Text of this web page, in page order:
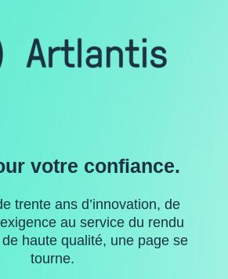
votre confiance.
trente ans d’innovation, de
au service du rendu
haute qualité, une page se
tourne.